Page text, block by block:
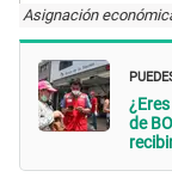
Asignación
de